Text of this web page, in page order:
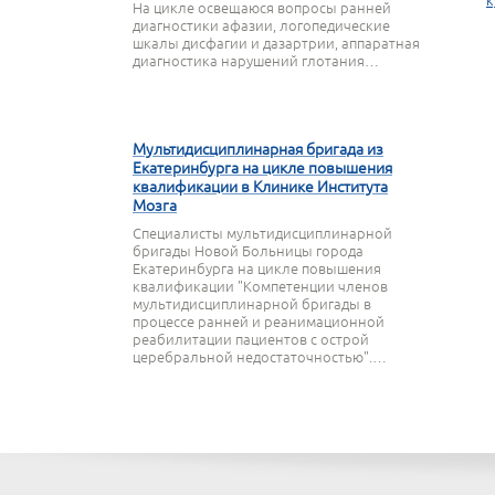
На цикле освещаюся вопросы ранней
диагностики афазии, логопедические
шкалы дисфагии и дазартрии, аппаратная
диагностика нарушений глотания…
Мультидисциплинарная бригада из
Екатеринбурга на цикле повышения
квалификации в Клинике Института
Мозга
Специалисты мультидисциплинарной
бригады Новой Больницы города
Екатеринбурга на цикле повышения
квалификации "Компетенции членов
мультидисциплинарной бригады в
процессе ранней и реанимационной
реабилитации пациентов с острой
церебральной недостаточностью".…